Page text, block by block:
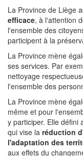
La Province de Liège
efficace, à l'attention
l'ensemble des
participent à la
La Province mène
ses services. Par
nettoyage
l'ensemble des
La Province mène
même et pour
y participer. Elle défini
qui vise la réduction
l'adaptation des
aux effets du